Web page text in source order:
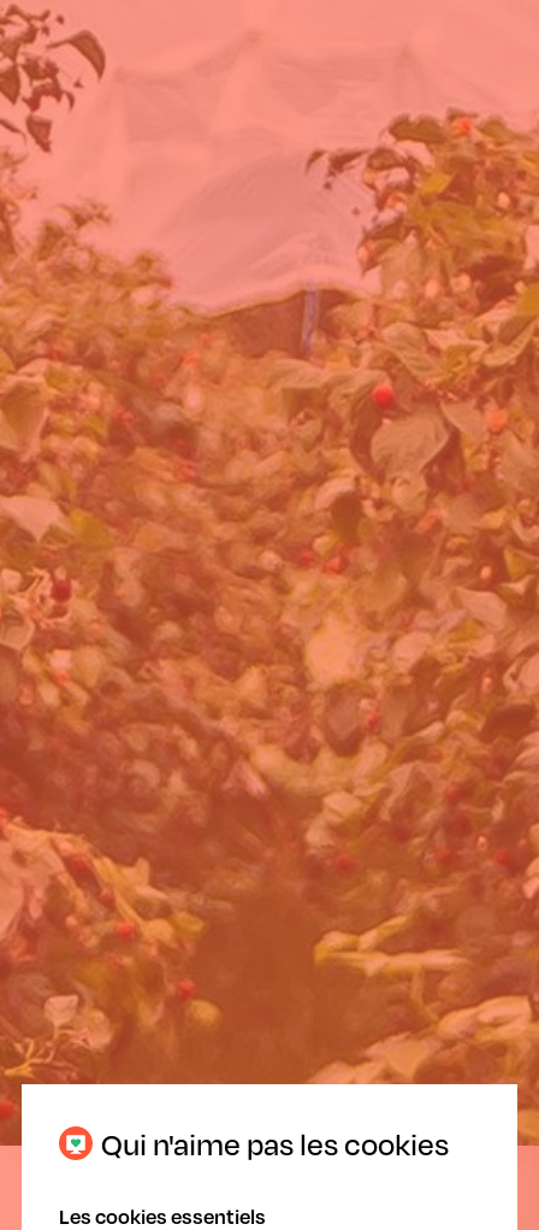
Des aliments sains et sûrs pour tous !
Qui n'aime pas les cookies
Les cookies essentiels